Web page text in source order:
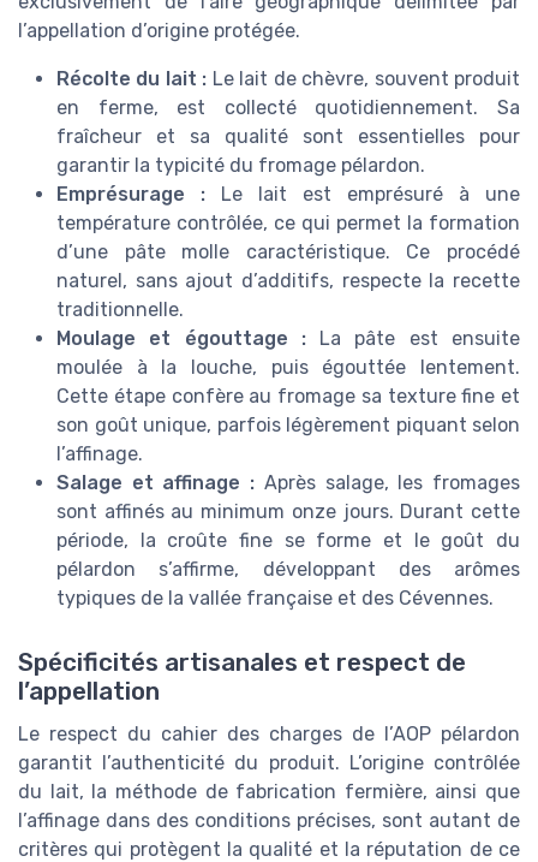
l’appellation d’origine protégée.
Récolte du lait : Le lait de chèvre, souvent produit
en ferme, est collecté quotidiennement. Sa
fraîcheur et sa qualité sont essentielles pour
garantir la typicité du fromage pélardon.
Emprésurage : Le lait est emprésuré à une
température contrôlée, ce qui permet la formation
d’une pâte molle caractéristique. Ce procédé
naturel, sans ajout d’additifs, respecte la recette
traditionnelle.
Moulage et égouttage :La pâte est ensuite
moulée à la louche, puis égouttée lentement.
Cette étape confère au fromage sa texture fine et
son goût unique, parfois légèrement piquant selon
l’affinage.
Salage et affinage : Après salage, les fromages
sont affinés au minimum onze jours. Durant cette
période, la croûte fine se forme et le goût du
pélardon s’affirme, développant des arômes
typiques de la vallée française et des Cévennes.
Spécificités artisanales et respect de
l’appellation
Le respect du cahier des charges de l’AOP pélardon
garantit l’authenticité du produit. L’origine contrôlée
du lait, la méthode de fabrication fermière, ainsi que
l’affinage dans des conditions précises, sont autant de
critères qui protègent la qualité et la réputation de ce